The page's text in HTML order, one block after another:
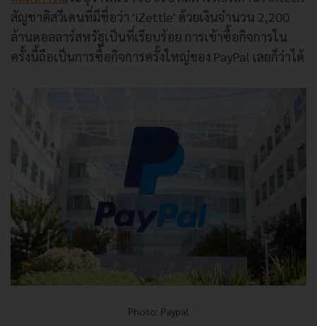
สัญชาติสวีเดนที่มีชื่อว่า 'iZettle' ด้วยเงินจำนวน 2,200
ล้านดอลลาร์สหรัฐเป็นที่เรียบร้อย การเข้าซื้อกิจการใน
ครั้งนี้ถือเป็นการซื้อกิจการครั้งใหญ่ของ PayPal เลยก็ว่าได้
Photo: Paypal